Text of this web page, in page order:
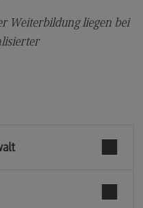
Weiterbildung liegen bei